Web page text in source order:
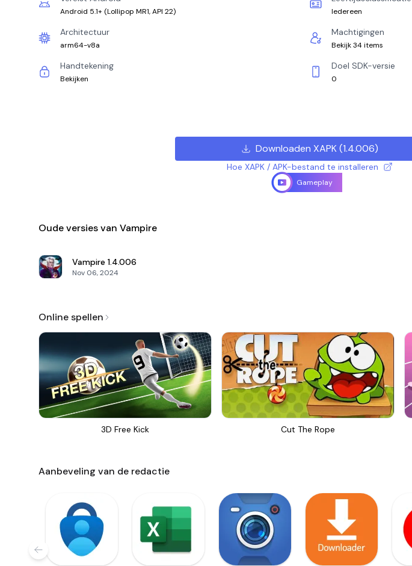
Android 5.1+ (Lollipop MR1, API 22) Iedereen
Architectuur
arm64-v8a
Machtigingen
Bekijk 34 items
Handtekening
Bekijken
Doel SDK-versie
0
Downloaden XAPK(1.4.006)
Hoe XAPK / APK-bestand te installeren
Gameplay
Oude versies van Vampire
Vampire 1.4.006
Nov 06, 2024
Online spellen
3D Free Kick Cut The Rope
Aanbeveling van de redactie